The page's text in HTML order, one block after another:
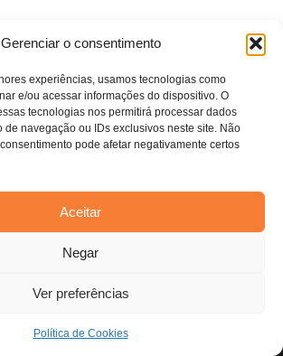
Gerenciar o consentimento
experiências, usamos tecnologias como
e/ou acessar informações do dispositivo. O
tecnologias nos permitirá processar dados
de navegação ou IDs exclusivos neste site. Não
pode afetar negativamente certos
Aceitar
Negar
Ver preferências
Política de Cookies
reservados. Anfi Lab Marketing
para oferecer a você a melhor
configurações.